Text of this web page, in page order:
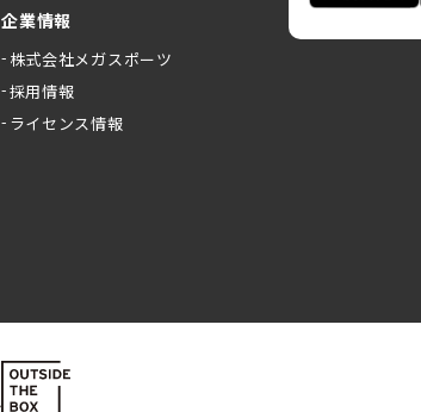
企業情報
株式会社メガスポーツ
採用情報
ライセンス情報